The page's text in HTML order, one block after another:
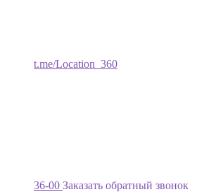
t.me/Location_360
36-00 Заказать обратный звонок